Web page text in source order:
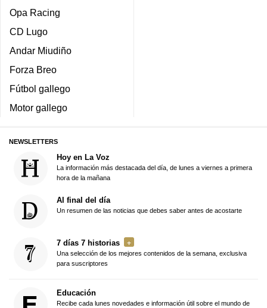
Opa Racing
CD Lugo
Andar Miudiño
Forza Breo
Fútbol gallego
Motor gallego
NEWSLETTERS
Hoy en La Voz
La información más destacada del día, de lunes a viernes a primera
hora de la mañana
Al final del día
Un resumen de las noticias que debes saber antes de acostarte
7 días 7 historias
Una selección de los mejores contenidos de la semana, exclusiva
para suscriptores
Educación
Recibe cada lunes novedades e información útil sobre el mundo de